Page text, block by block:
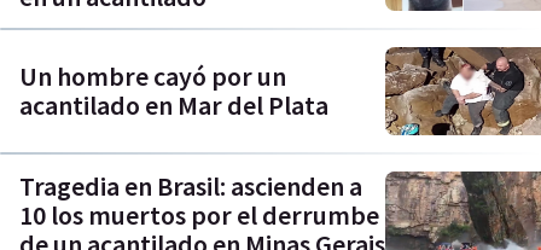
Un hombre cayó por un
acantilado en Mar del Plata
Tragedia en Brasil: ascienden a
10 los muertos por el derrumbe